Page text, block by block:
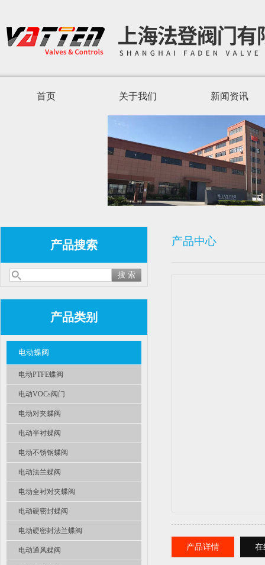
首页 关于我们 新闻资讯
产品搜索
产品类别
电动蝶阀
电动PTFE蝶阀
电动VOCs阀门
电动对夹蝶阀
电动半衬蝶阀
电动不锈钢蝶阀
电动法兰蝶阀
电动全衬对夹蝶阀
电动硬密封蝶阀
电动硬密封法兰蝶阀
电动通风蝶阀
产品中心
产品详情 在